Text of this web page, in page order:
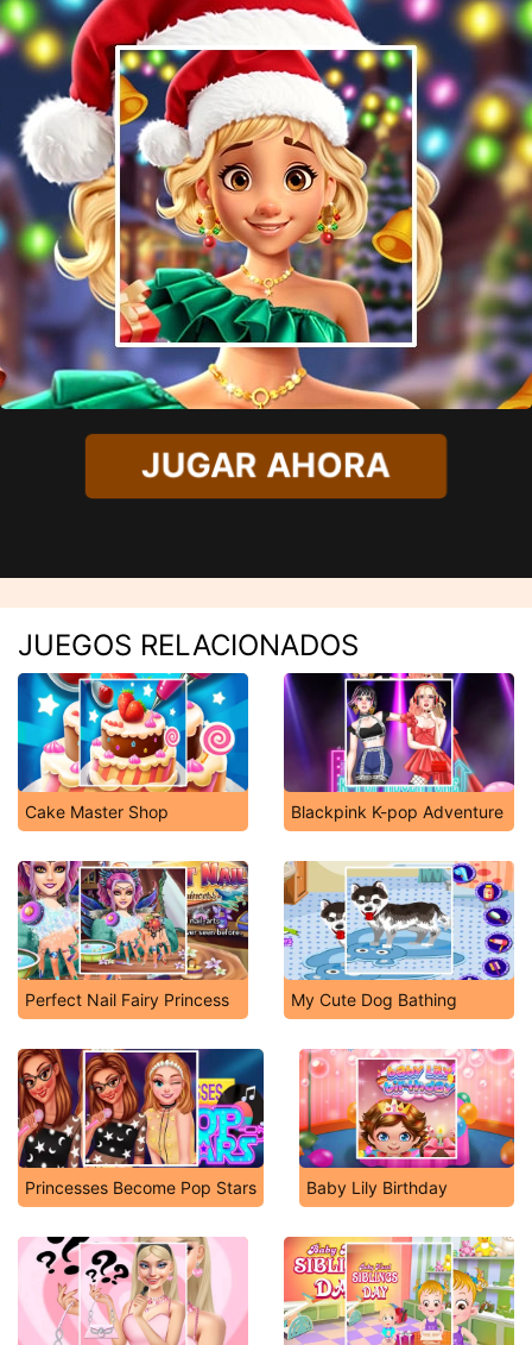
JUGAR AHORA
JUEGOS RELACIONADOS
Cake Master Shop Blackpink K-pop Adventure
Perfect Nail Fairy Princess My Cute Dog Bathing
Princesses Become Pop Stars Baby Lily Birthday